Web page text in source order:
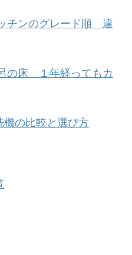
チンのグレード順 違
の床 １年経ってもカ
機の比較と選び方